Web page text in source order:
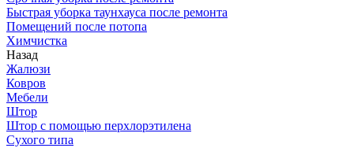
Быстрая уборка таунхауса после ремонта
Помещений после потопа
Химчистка
Назад
Жалюзи
Ковров
Мебели
Штор
Штор с помощью перхлорэтилена
Сухого типа